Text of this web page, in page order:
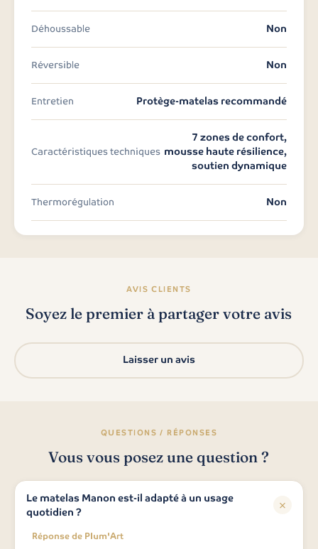
Déhoussable Non
Réversible Non
Entretien Protège-matelas recommandé
Caractéristiques techniques
7 zones de confort,
mousse haute résilience,
soutien dynamique
Thermorégulation Non
AVIS CLIENTS
Soyez le premier à partager votre avis
Laisser un avis
QUESTIONS / RÉPONSES
Vous vous posez une question ?
Le matelas Manon est-il adapté à un usage
quotidien ?
Réponse de Plum'Art